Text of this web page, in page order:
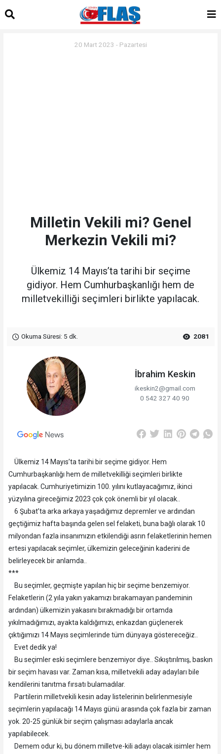
20 Mart 2023 - Pazartesi
Milletin Vekili mi? Genel
Merkezin Vekili mi?
Ülkemiz 14 Mayıs’ta tarihi bir seçime
gidiyor. Hem Cumhurbaşkanlığı hem de
milletvekilliği seçimleri birlikte yapılacak.
Okuma Süresi: 5 dk. 2081
İbrahim Keskin
ikeskin2@gmail.com
0 542 327 40 90
Ülkemiz 14 Mayıs’ta tarihi bir seçime gidiyor. Hem
Cumhurbaşkanlığı hem de milletvekilliği seçimleri birlikte
yapılacak. Cumhuriyetimizin 100. yılını kutlayacağımız, ikinci
yüzyılına gireceğimiz 2023 çok çok önemli bir yıl olacak..
6 Şubat’ta arka arkaya yaşadığımız depremler ve ardından
geçtiğimiz hafta başında gelen sel felaketi, buna bağlı olarak 10
milyondan fazla insanımızın etkilendiği asrın felaketlerinin hemen
ertesi yapılacak seçimler, ülkemizin geleceğinin kaderini de
belirleyecek bir anlamda..
***
Bu seçimler, geçmişte yapılan hiç bir seçime benzemiyor.
Felaketlerin (2 yıla yakın yakamızı bırakamayan pandeminin
ardından) ülkemizin yakasını bırakmadığı bir ortamda
yıkılmadığımızı, ayakta kaldığımızı, enkazdan güçlenerek
çıktığımızı 14 Mayıs seçimlerinde tüm dünyaya göstereceğiz..
Evet dedik ya!
Bu seçimler eski seçimlere benzemiyor diye.. Sıkıştırılmış, baskın
bir seçim havası var. Zaman kısa, milletvekili aday adayları bile
kendilerini tanıtma fırsatı bulamadılar.
Partilerin milletvekili kesin aday listelerinin belirlenmesiyle
seçimlerin yapılacağı 14 Mayıs günü arasında çok fazla bir zaman
yok. 20-25 günlük bir seçim çalışması adaylarla ancak
yapılabilecek.
Demem odur ki, bu dönem milletve-kili adayı olacak isimler hem